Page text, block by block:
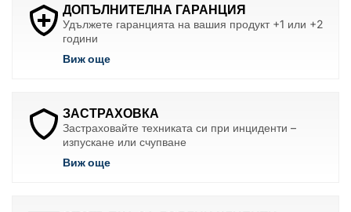
ДОПЪЛНИТЕЛНА ГАРАНЦИЯ
Удължете гаранцията на вашия продукт +1 или +2
години
Виж още
ЗАСТРАХОВКА
Застраховайте техниката си при инциденти –
изпускане или счупване
Виж още